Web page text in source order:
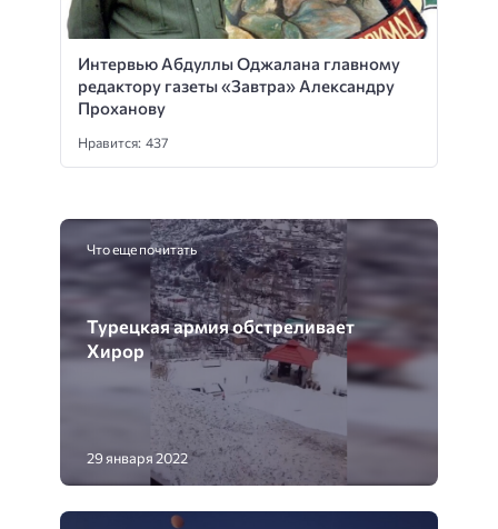
Интервью Абдуллы Оджалана главному
редактору газеты «Завтра» Александру
Проханову
Нравится: 437
Что еще почитать
Турецкая армия обстреливает
Хирор
29 января 2022